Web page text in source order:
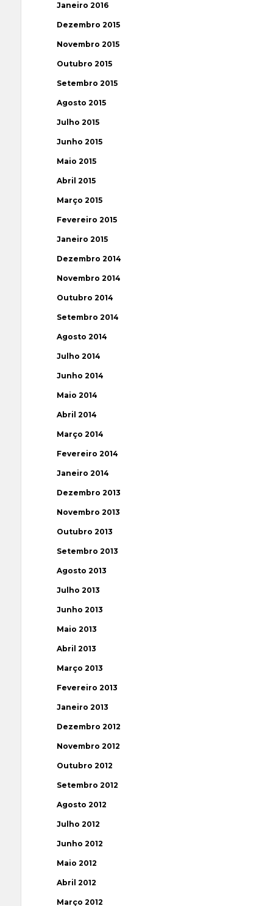
Janeiro 2016
Dezembro 2015
Novembro 2015
Outubro 2015
Setembro 2015
Agosto 2015
Julho 2015
Junho 2015
Maio 2015
Abril 2015
Março 2015
Fevereiro 2015
Janeiro 2015
Dezembro 2014
Novembro 2014
Outubro 2014
Setembro 2014
Agosto 2014
Julho 2014
Junho 2014
Maio 2014
Abril 2014
Março 2014
Fevereiro 2014
Janeiro 2014
Dezembro 2013
Novembro 2013
Outubro 2013
Setembro 2013
Agosto 2013
Julho 2013
Junho 2013
Maio 2013
Abril 2013
Março 2013
Fevereiro 2013
Janeiro 2013
Dezembro 2012
Novembro 2012
Outubro 2012
Setembro 2012
Agosto 2012
Julho 2012
Junho 2012
Maio 2012
Abril 2012
Março 2012